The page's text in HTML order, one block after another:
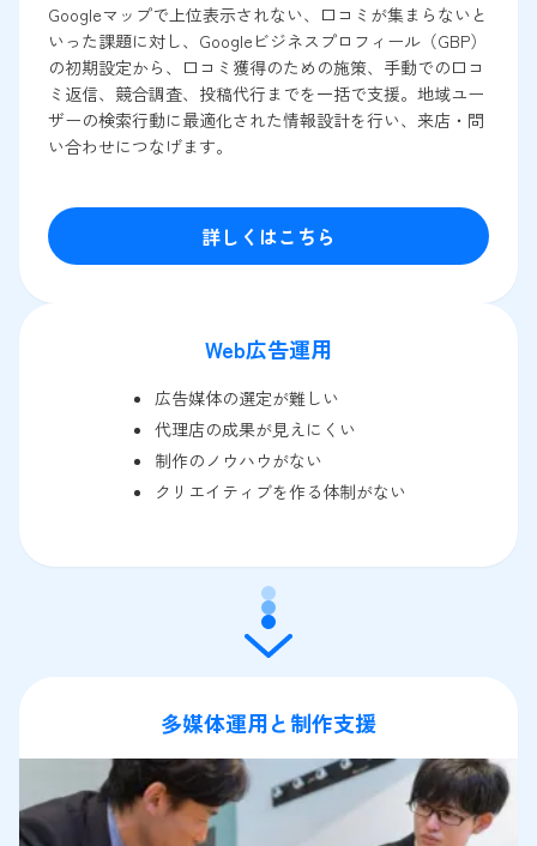
Googleマップで上位表示されない、口コミが集まらないと
いった課題に対し、Googleビジネスプロフィール（GBP）
の初期設定から、口コミ獲得のための施策、手動での口コ
ミ返信、競合調査、投稿代行までを一括で支援。地域ユー
ザーの検索行動に最適化された情報設計を行い、来店・問
い合わせにつなげます。
詳しくはこちら
Web広告運用
広告媒体の選定が難しい
代理店の成果が見えにくい
制作のノウハウがない
クリエイティブを作る体制がない
多媒体運用と制作支援